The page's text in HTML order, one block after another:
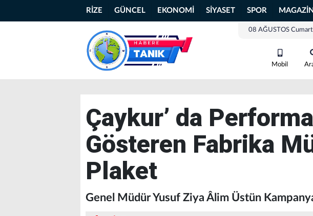
RİZE GÜNCEL EKONOMİ SİYASET SPOR MAGAZİN
08 AĞUSTOS
Mobil
Çaykur’ da
Gösteren Fabrika
Plaket
Genel Müdür Yusuf Ziya Âlim Üstün